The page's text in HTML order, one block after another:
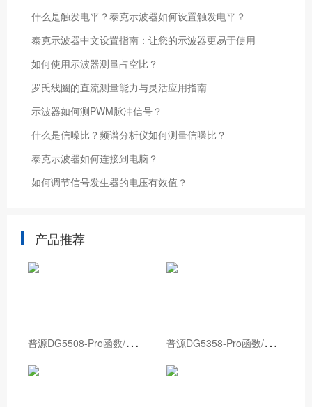
什么是触发电平？泰克示波器如何设置触发电平？
泰克示波器中文设置指南：让您的示波器更易于使用
如何使用示波器测量占空比？
罗氏线圈的直流测量能力与灵活应用指南
示波器如何测PWM脉冲信号？
什么是信噪比？频谱分析仪如何测量信噪比？
泰克示波器如何连接到电脑？
如何调节信号发生器的电压有效值？
产品推荐
普
源DG5508-Pro函数/任意波形发生器 普
源DG5358-Pro函数/任意波形发生器